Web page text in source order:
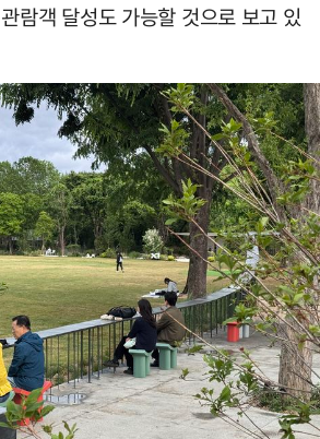
람객 달성도 가능할 것으로 보고 있